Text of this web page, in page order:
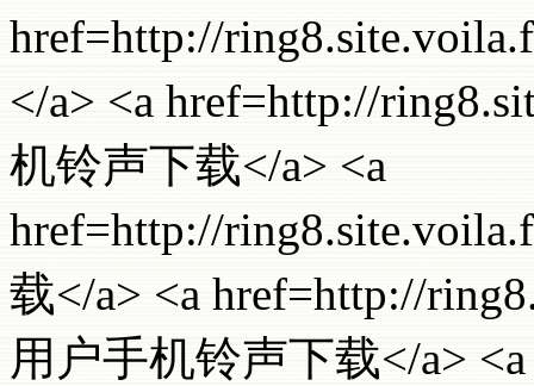
href=http://
</a> <a href=http://
机铃声下载</a> <a
href=http://
载</a> <a href=http://
用户手机铃声下载</a> <a